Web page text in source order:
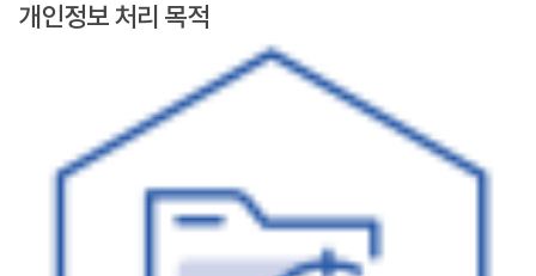
개인정보 처리 목적